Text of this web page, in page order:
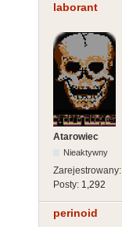
laborant
Atarowiec
Nieaktywny
Zarejestrowany:
Posty: 1,292
perinoid